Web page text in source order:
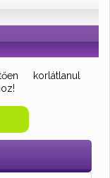
korlátlanul